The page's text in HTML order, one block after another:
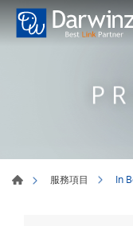
服務項目 In